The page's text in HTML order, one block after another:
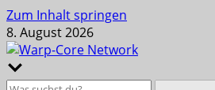
Zum Inhalt springen
8. August 2026